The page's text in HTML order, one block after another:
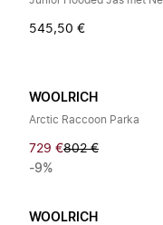
545,50 €
WOOLRICH
Arctic Raccoon Parka
729 €802 €
-9%
WOOLRICH